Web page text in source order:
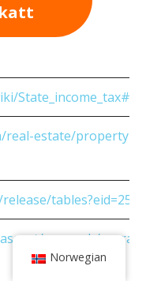
real-estate/property-
research/average-
Norwegian